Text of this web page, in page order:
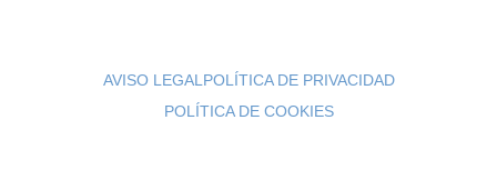
AVISO LEGAL POLÍTICA DE PRIVACIDAD
POLÍTICA DE COOKIES